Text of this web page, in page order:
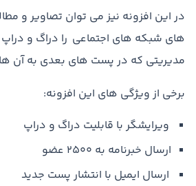
در این افزونه نیز می توان تصاویر و
های شبکه های اجتماعی را دراگ و دراپ
مدیریتی که در پست های بعدی به آن
برخی از ویژگی های این افزونه:
ویرایشگر با قابلیت دراگ و دراپ
ارسال خبرنامه به ۲۵۰۰ عضو
ارسال ایمیل با انتشار پست جدید